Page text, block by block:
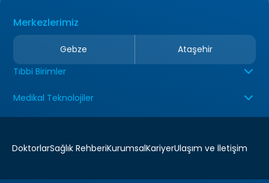
Merkezlerimiz
Gebze
Ataşehir
Tıbbi Birimler
Medikal Teknolojiler
DoktorlarSağlık RehberiKurumsalKariyerUlaşım ve İletişim